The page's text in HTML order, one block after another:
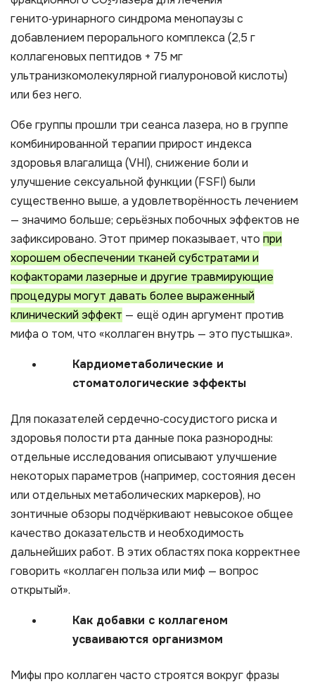
генито‑уринарного синдрома менопаузы с
добавлением перорального комплекса (2,5 г
коллагеновых пептидов + 75 мг
ультранизкомолекулярной гиалуроновой кислоты)
или без него.
Обе группы прошли три сеанса лазера, но в группе
комбинированной терапии прирост индекса
здоровья влагалища (VHI), снижение боли и
улучшение сексуальной функции (FSFI) были
существенно выше, а удовлетворённость лечением
— значимо больше; серьёзных побочных эффектов не
зафиксировано. Этот пример показывает, что при
хорошем обеспечении тканей субстратами и
кофакторами лазерные и другие травмирующие
процедуры могут давать более выраженный
клинический эффект — ещё один аргумент против
мифа о том, что «коллаген внутрь — это пустышка».
Кардиометаболические и
стоматологические эффекты
Для показателей сердечно‑сосудистого риска и
здоровья полости рта данные пока разнородны:
отдельные исследования описывают улучшение
некоторых параметров (например, состояния десен
или отдельных метаболических маркеров), но
зонтичные обзоры подчёркивают невысокое общее
качество доказательств и необходимость
дальнейших работ. В этих областях пока корректнее
говорить «коллаген польза или миф — вопрос
открытый».
Как добавки с коллагеном
усваиваются организмом
Мифы про коллаген часто строятся вокруг фразы